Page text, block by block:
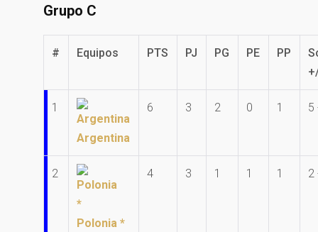
Grupo C
# Equipos PTS PJ PG PE PP
1
Argentina
6 3 2 0 1 5
2
Polonia *
4 3 1 1 1 2